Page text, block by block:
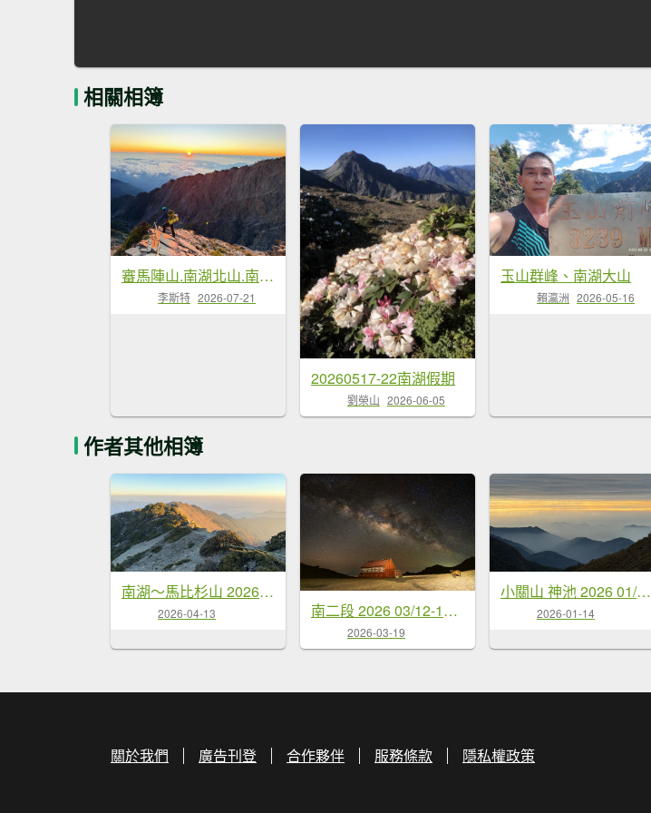
相關相簿
審馬陣山.南湖北山.南湖南峰.巴巴山.南湖大山【帝王之山 豈容凡夫造次】
李斯特 2026-07-21
20260517-22南湖假期
劉榮山 2026-06-05
玉山群峰、南湖大山
賴瀛洲 2026-05-16
作者其他相簿
南湖～馬比杉山 2026 04/10-12 三天兩夜
2026-04-13 南二段 2026 03/12-17 六天五夜
2026-03-19
小關山 神池 2026 01/09 兩天一夜
2026-01-14
關於我們 廣告刊登 合作夥伴 服務條款 隱私權政策